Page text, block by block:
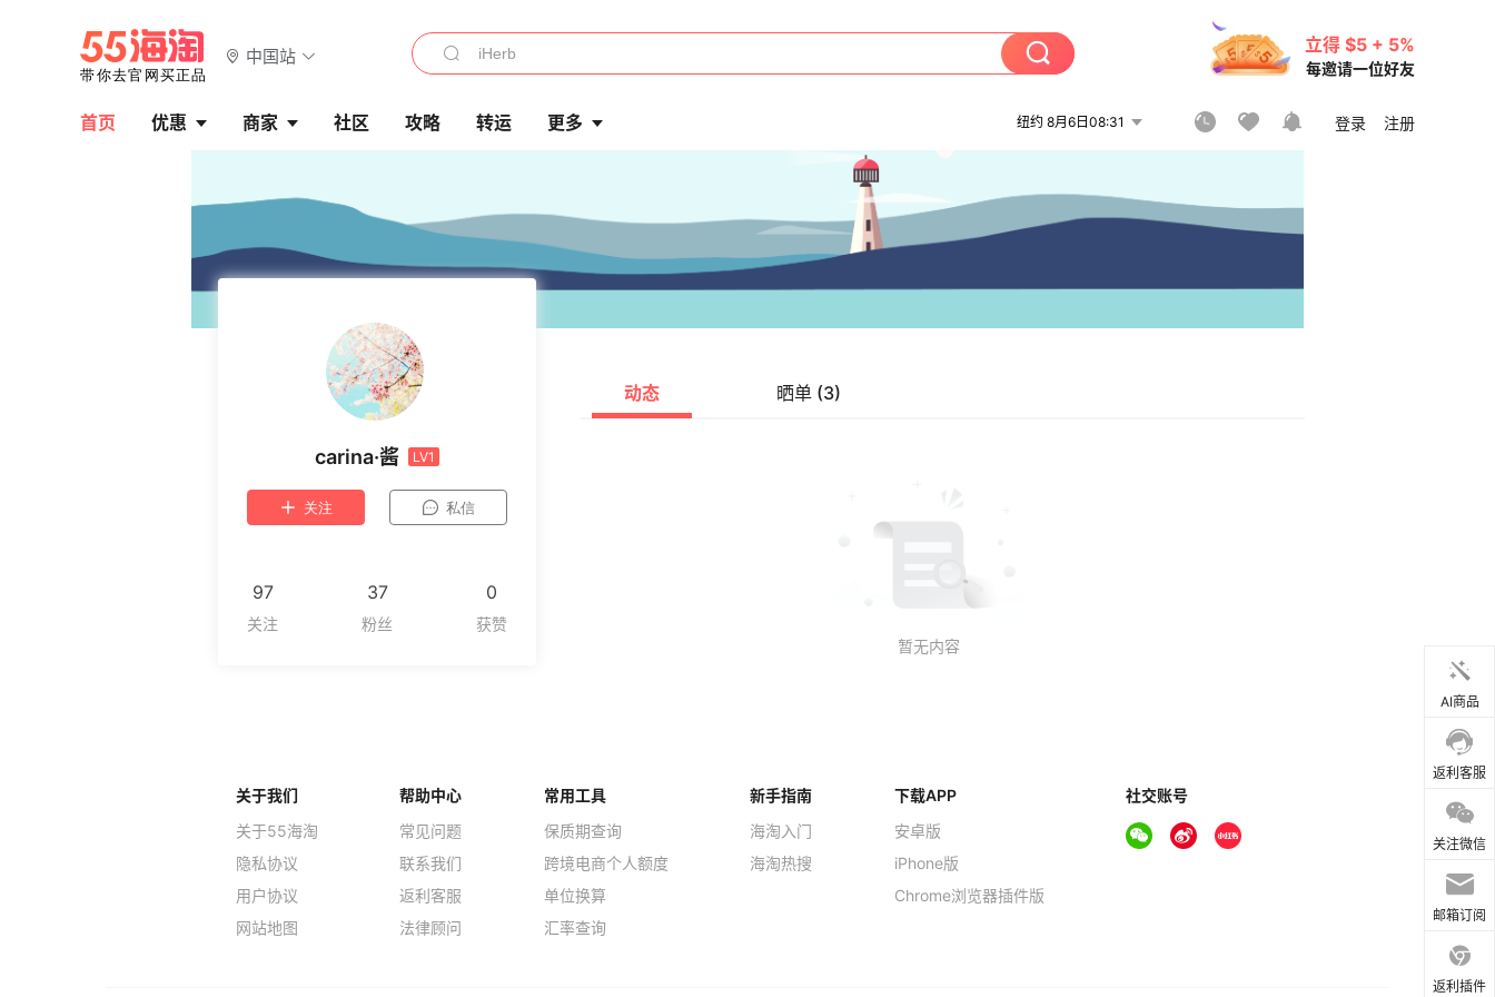
中国站
立得 $5 + 5%
每邀请一位好友
首页 优惠 商家 社区 攻略 转运 更多 纽约 8月6日08:31 登录 注册
carina·酱 LV1
关注 私信
97 37 0
动态 晒单 (3)
AI商品
返利客服
关注微信
邮箱订阅
返利插件
关于我们
关于55海淘
隐私协议
用户协议
网站地图
帮助中心
常见问题
联系我们
返利客服
法律顾问
常用工具
保质期查询
跨境电商个人额度
单位换算
汇率查询
新手指南
海淘入门
海淘热搜
下载APP
安卓版
iPhone版
Chrome浏览器插件版
社交账号